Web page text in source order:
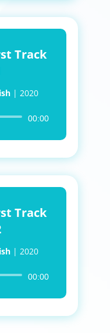
Track
|2020
00:00
Track
|2020
00:00